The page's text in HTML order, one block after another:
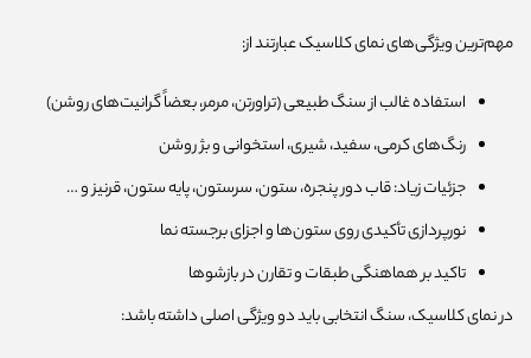
مهم‌ترین ویژگی‌های نمای کلاسیک عبارتند از:
استفاده غالب از سنگ طبیعی (تراورتن، مرمر، بعضاً گرانیت‌های روشن)
رنگ‌های کرمی، سفید، شیری، استخوانی و بژ روشن
جزئیات زیاد: قاب‌ دور پنجره، ستون، سرستون، پایه ستون، قرنیز و …
نورپردازی تأکیدی روی ستون‌ها و اجزای برجسته نما
تاکید بر هماهنگی طبقات و تقارن در بازشوها
در نمای کلاسیک، سنگ انتخابی باید دو ویژگی اصلی داشته باشد: